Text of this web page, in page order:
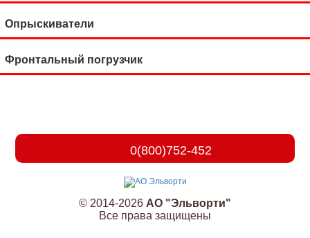
Опрыскиватели
Фронтальный погрузчик
0(800)752-452
© 2014-2026 АО "Эльворти"
Все права защищены